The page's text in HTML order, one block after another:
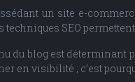
un site e-
techniques SEO
du blog est
en visibilité ; c’est